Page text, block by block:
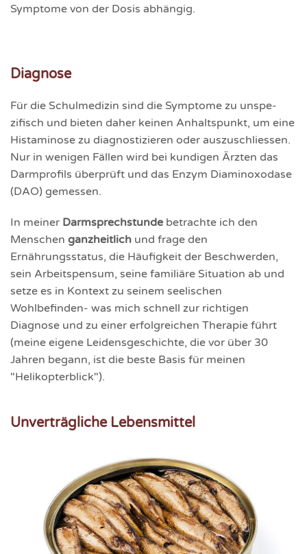
Symptome von der Dosis abhängig.
Diagnose
Für die Schulmedizin sind die Symptome zu unspe­
zifisch und bieten daher keinen Anhalts­punkt, um eine
Histaminose zu diagnosti­zieren oder auszuschliessen.
Nur in wenigen Fällen wird bei kundigen Ärzten das
Darmprofils überprüft und das Enzym Diaminoxodase
(DAO) gemessen.
In meiner Darmsprechstunde betrachte ich den
Menschen ganzheitlich und frage den
Ernährungsstatus, die Häufigkeit der Beschwerden,
sein Arbeitspensum, seine familiäre Situation ab und
setze es in Kontext zu seinem seelischen
Wohlbefinden- was mich schnell zur richtigen
Diagnose und zu einer erfolgreichen Therapie führt
(meine eigene Leidensgeschichte, die vor über 30
Jahren begann, ist die beste Basis für meinen
"Helikopterblick").
Unverträgliche Lebensmittel